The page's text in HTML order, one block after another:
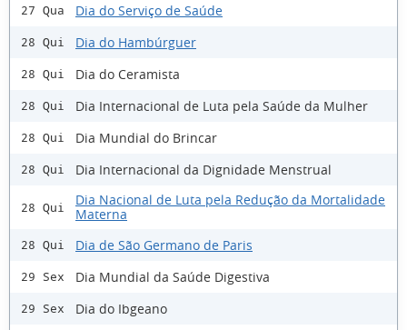
27 Qua Dia do Serviço de Saúde
28 Qui Dia do Hambúrguer
28 Qui Dia do Ceramista
28 Qui Dia Internacional de Luta pela Saúde da Mulher
28 Qui Dia Mundial do Brincar
28 Qui Dia Internacional da Dignidade Menstrual
28 Qui
Dia Nacional de Luta pela Redução da Mortalidade
Materna
28 Qui Dia de São Germano de Paris
29 Sex Dia Mundial da Saúde Digestiva
29 Sex Dia do Ibgeano